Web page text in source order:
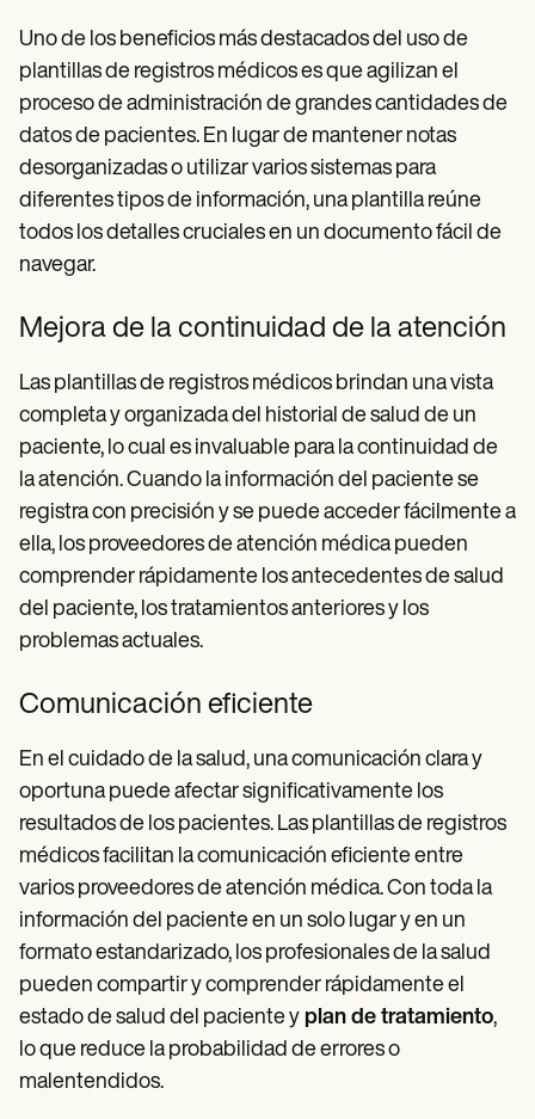
Uno de los beneficios más destacados del uso de
plantillas de registros médicos es que agilizan el
proceso de administración de grandes cantidades de
datos de pacientes. En lugar de mantener notas
desorganizadas o utilizar varios sistemas para
diferentes tipos de información, una plantilla reúne
todos los detalles cruciales en un documento fácil de
navegar.
Mejora de la continuidad de la atención
Las plantillas de registros médicos brindan una vista
completa y organizada del historial de salud de un
paciente, lo cual es invaluable para la continuidad de
la atención. Cuando la información del paciente se
registra con precisión y se puede acceder fácilmente a
ella, los proveedores de atención médica pueden
comprender rápidamente los antecedentes de salud
del paciente, los tratamientos anteriores y los
problemas actuales.
Comunicación eficiente
En el cuidado de la salud, una comunicación clara y
oportuna puede afectar significativamente los
resultados de los pacientes. Las plantillas de registros
médicos facilitan la comunicación eficiente entre
varios proveedores de atención médica. Con toda la
información del paciente en un solo lugar y en un
formato estandarizado, los profesionales de la salud
pueden compartir y comprender rápidamente el
estado de salud del paciente y plan de tratamiento,
lo que reduce la probabilidad de errores o
malentendidos.